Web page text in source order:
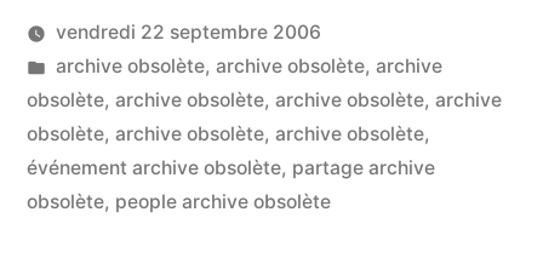
Publié
par
LucL
vendredi 22 septembre 2006
Publié
dans
archive obsolète, archive obsolète, archive
obsolète, archive obsolète, archive obsolète, archive
obsolète, archive obsolète, archive obsolète,
événement archive obsolète, partage archive
obsolète, people archive obsolète